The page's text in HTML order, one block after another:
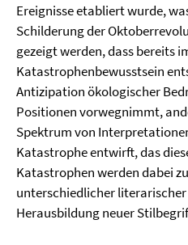
Ereignisse etabliert wurde,
Schilderung der
gezeigt werden, dass bereits
Katastrophenbewusstsein
Antizipation ökologischer
Positionen vorwegnimmt,
Spektrum von
Katastrophe entwirft, das
Katastrophen werden dabei
unterschiedlicher
Herausbildung neuer